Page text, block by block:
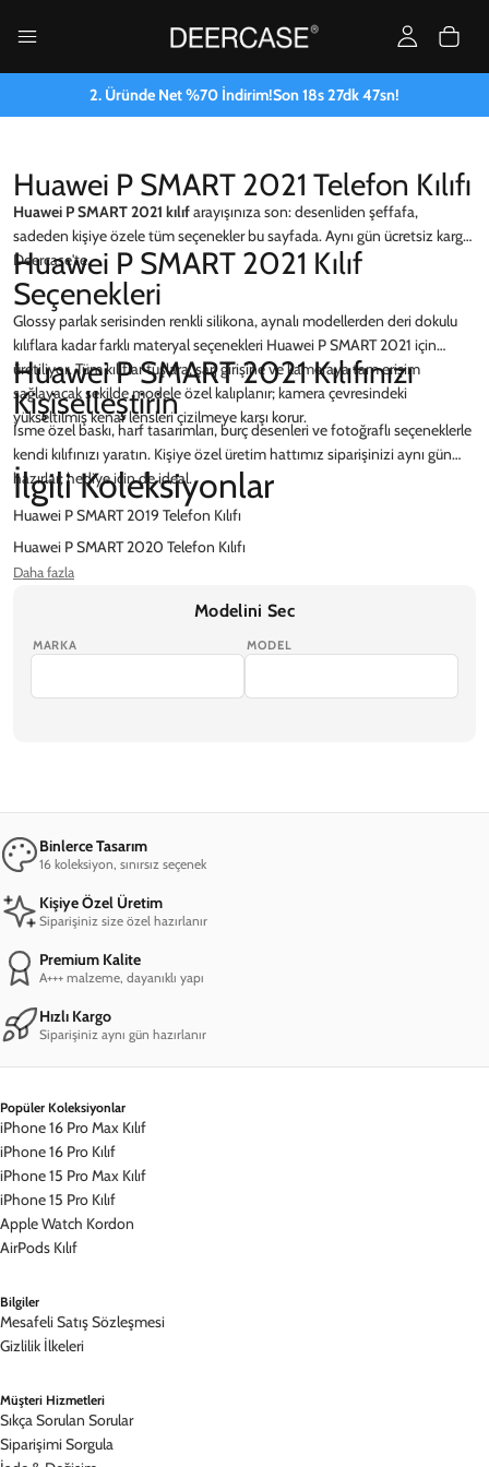
2. Üründe Net %70 İndirim!Son18s27dk47sn!
Huawei P SMART 2021 Telefon Kılıfı
Huawei P SMART 2021 kılıfarayışınıza son: desenliden şeffafa,
sadeden kişiye özele tüm seçenekler bu sayfada. Aynı gün ücretsiz kargo
Deercase'te.
Huawei P SMART 2021 Kılıf
Seçenekleri
Glossy parlak serisinden renkli silikona, aynalı modellerden deri dokulu
kılıflara kadar farklı materyal seçenekleri Huawei P SMART 2021 için
üretiliyor. Tüm kılıflar tuşlara, şarj girişine ve kameraya tam erişim
sağlayacak şekilde modele özel kalıplanır; kamera çevresindeki
yükseltilmiş kenar lensleri çizilmeye karşı korur.
Huawei P SMART 2021 Kılıfınızı
Kişiselleştirin
İsme özel baskı, harf tasarımları, burç desenleri ve fotoğraflı seçeneklerle
kendi kılıfınızı yaratın. Kişiye özel üretim hattımız siparişinizi aynı gün
hazırlar; hediye için de ideal.
İlgili Koleksiyonlar
Huawei P SMART 2019 Telefon Kılıfı
Huawei P SMART 2020 Telefon Kılıfı
Huawei P Smart Pro 2019 Telefon Kılıfı
Huawei P SMART S Telefon Kılıfı
Daha fazla
Modelini Sec
MARKA MODEL
Binlerce Tasarım
16 koleksiyon, sınırsız seçenek
Kişiye Özel Üretim
Siparişiniz size özel hazırlanır
Premium Kalite
A+++ malzeme, dayanıklı yapı
Hızlı Kargo
Siparişiniz aynı gün hazırlanır
Popüler Koleksiyonlar
iPhone 16 Pro Max Kılıf
iPhone 16 Pro Kılıf
iPhone 15 Pro Max Kılıf
iPhone 15 Pro Kılıf
Apple Watch Kordon
AirPods Kılıf
Bilgiler
Mesafeli Satış Sözleşmesi
Gizlilik İlkeleri
Müşteri Hizmetleri
Sıkça Sorulan Sorular
Siparişimi Sorgula